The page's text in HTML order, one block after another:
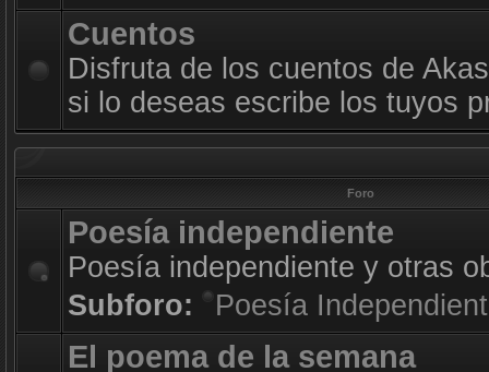
Cuentos
Disfruta de los cuentos de
si lo deseas escribe los tuyos
Foro
Poesía independiente
Poesía independiente y otras
Subforo:
Poesía
El poema de la semana